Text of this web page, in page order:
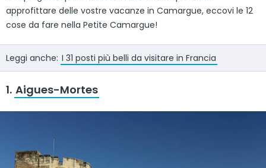
approfittare delle vostre vacanze in Camargue, eccovi le 12
cose da fare nella Petite Camargue!
Leggi anche: I 31 posti più belli da visitare in Francia
1. Aigues-Mortes